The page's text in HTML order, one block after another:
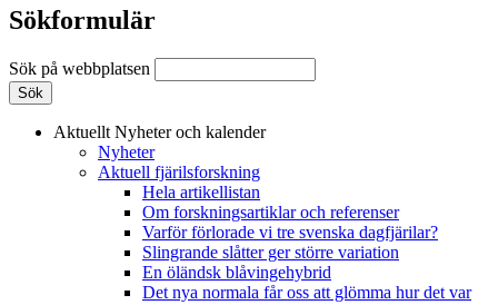
Sökformulär
Sök på webbplatsen
Aktuellt Nyheter och kalender
Nyheter
Aktuell fjärilsforskning
Hela artikellistan
Om forskningsartiklar och referenser
Varför förlorade vi tre svenska dagfjärilar?
Slingrande slåtter ger större variation
En öländsk blåvingehybrid
Det nya normala får oss att glömma hur det var